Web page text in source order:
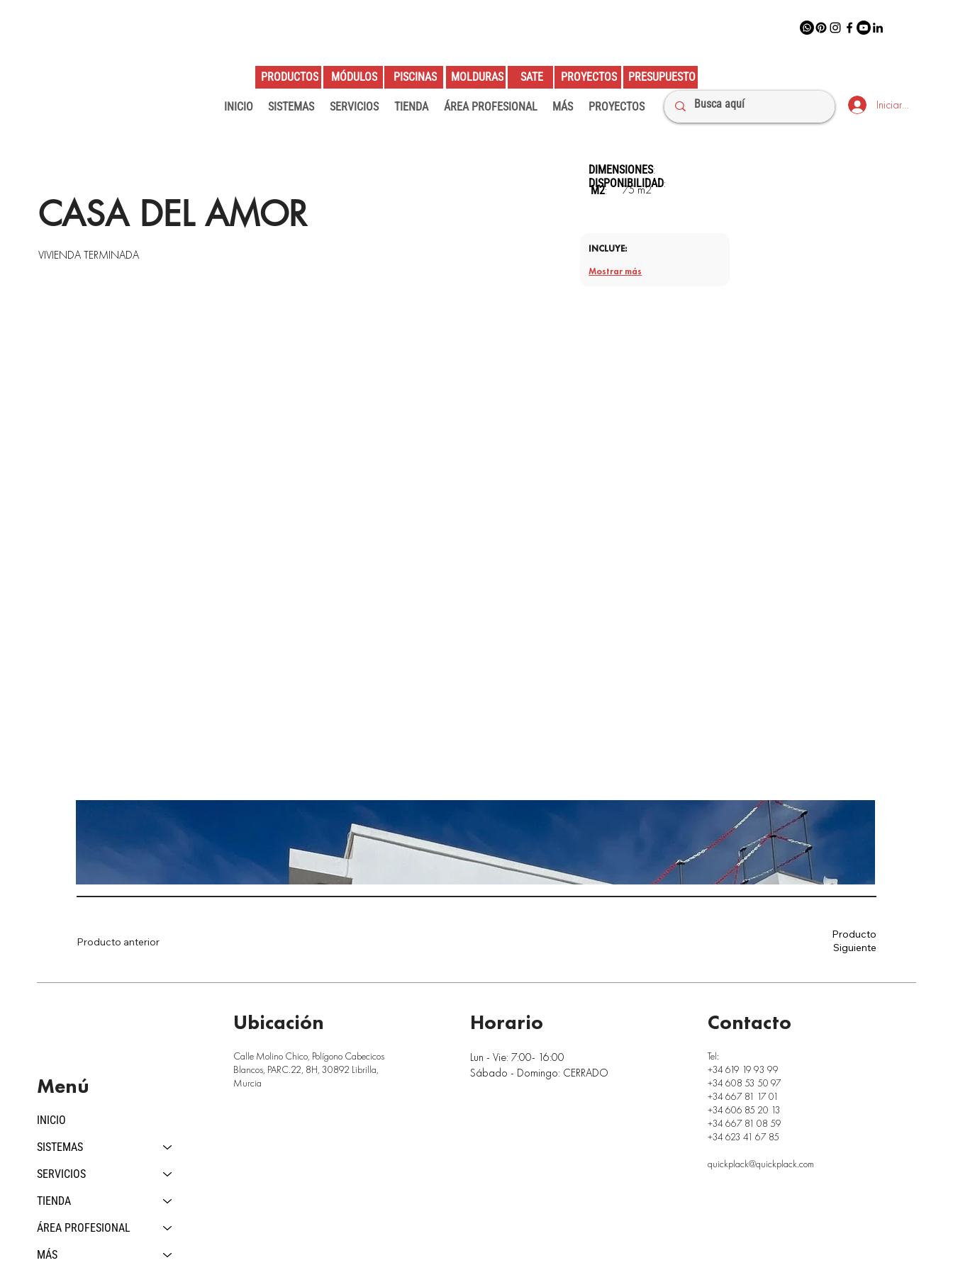
INICIO SISTEMAS SERVICIOS TIENDA ÁREA PROFESIONAL MÁS PROYECTOS
PRODUCTOS MÓDULOS PISCINAS MOLDURAS SATE PRESUPUESTO
PROYECTOS
Iniciar sesión
CASA DEL AMOR
VIVIENDA TERMINADA
DIMENSIONES:
M2: 75 m2
DISPONIBILIDAD:
INCLUYE:
Mostrar más
Producto
Siguiente
Producto anterior
INICIO
SISTEMAS
SERVICIOS
TIENDA
ÁREA PROFESIONAL
MÁS
Menú
Ubicación
Calle Molino Chico, Polígono Cabecicos
Blancos, PARC.22, 8H, 30892 Librilla,
Murcia
Lun - Vie: 7:00- 16:00
Sábado - Domingo: CERRADO
Horario
Tel:
+34 619 19 93 99
+34 608 53 50 97
+34 667 81 17 01
+34 606 85 20 13
+34 667 81 08 59
+34 623 41 67 85
quickplack@quickplack.com
Contacto